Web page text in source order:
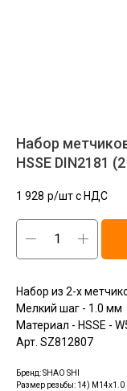
Набор
HSSE DIN2181
1 928 р/шт c НДС
Набор из 2-х
Мелкий шаг - 1.0 мм
Материал - HSSE -
Арт. SZ812807
Бренд: SHAO SHI
Размер резьбы: 14) M14x1.0